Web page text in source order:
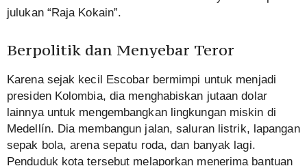
julukan “Raja Kokain”.
Berpolitik dan Menyebar Teror
Karena sejak kecil Escobar bermimpi untuk menjadi
presiden Kolombia, dia menghabiskan jutaan dolar
lainnya untuk mengembangkan lingkungan miskin di
Medellín. Dia membangun jalan, saluran listrik, lapangan
sepak bola, arena sepatu roda, dan banyak lagi.
Penduduk kota tersebut melaporkan menerima bantuan